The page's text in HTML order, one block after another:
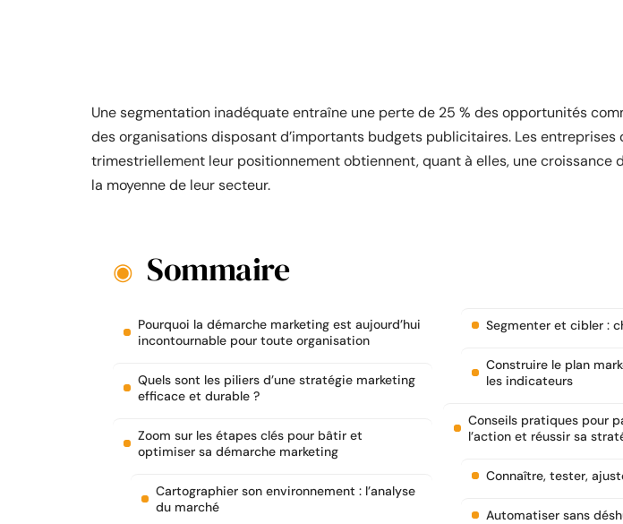
Une segmentation inadéquate entraîne une perte de 25 % des opportunités
des organisations disposant d’importants budgets publicitaires. Les entreprises
trimestriellement leur positionnement obtiennent, quant à elles, une croissance
la moyenne de leur secteur.
Sommaire
Pourquoi la démarche marketing est aujourd’hui
incontournable pour toute organisation
Quels sont les piliers d’une stratégie marketing
efficace et durable ?
Zoom sur les étapes clés pour bâtir et
optimiser sa démarche marketing
Cartographier son environnement : l’analyse
du marché
Segmenter et cibler :
Construire le plan
les indicateurs
Conseils pratiques pour
l’action et réussir sa
Connaître, tester,
Automatiser sans